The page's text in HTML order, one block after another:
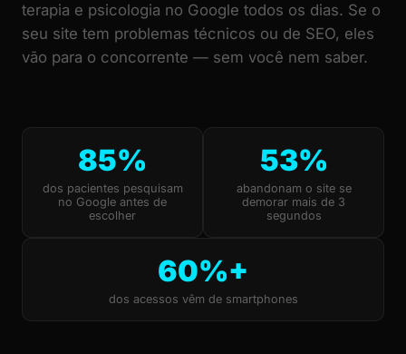
terapia e psicologia no Google todos os dias. Se o
seu site tem problemas técnicos ou de SEO, eles
vão para o concorrente — sem você nem saber.
85%
dos pacientes pesquisam
no Google antes de
escolher
53%
abandonam o site se
demorar mais de 3
segundos
60%+
dos acessos vêm de smartphones